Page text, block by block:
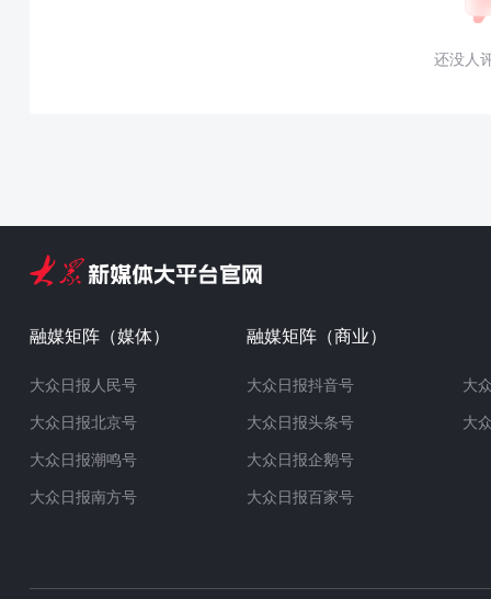
还没人
融媒矩阵（媒体）
大众日报人民号
大众日报北京号
大众日报潮鸣号
大众日报南方号
融媒矩阵（商业）
大众日报抖音号
大众日报头条号
大众日报企鹅号
大众日报百家号
大
大